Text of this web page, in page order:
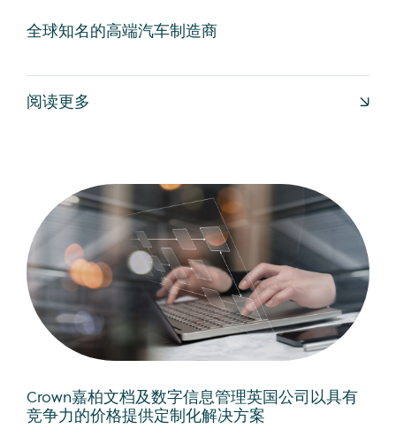
全球知名的高端汽车制造商
阅读更多
Crown嘉柏文档及数字信息管理英国公司以具有
竞争力的价格提供定制化解决方案